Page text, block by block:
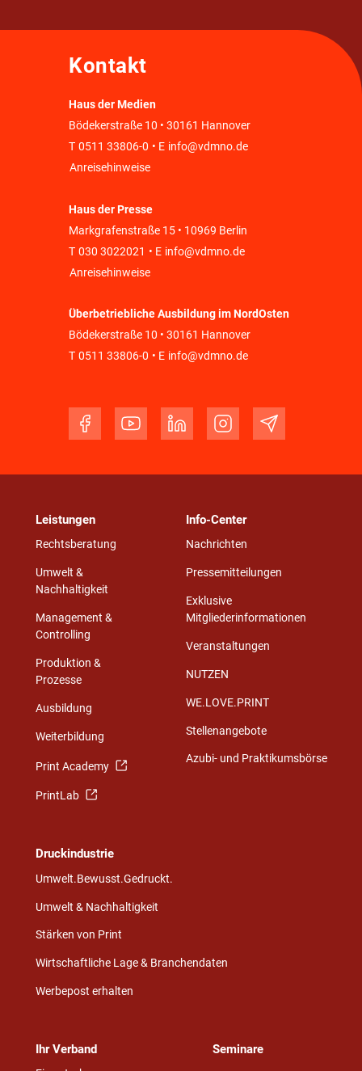
Kontakt
Haus der Medien
Bödekerstraße 10 • 30161 Hannover
T 0511 33806-0 • E info@vdmno.de
Anreisehinweise
Haus der Presse
Markgrafenstraße 15 • 10969 Berlin
T 030 3022021 • E info@vdmno.de
Anreisehinweise
Überbetriebliche Ausbildung im NordOsten
Bödekerstraße 10 • 30161 Hannover
T 0511 33806-0 • E info@vdmno.de
Leistungen
Rechtsberatung
Umwelt &
Nachhaltigkeit
Management &
Controlling
Produktion &
Prozesse
Ausbildung
Weiterbildung
Print Academy
PrintLab
Info-Center
Nachrichten
Pressemitteilungen
Exklusive
Mitgliederinformationen
Veranstaltungen
NUTZEN
WE.LOVE.PRINT
Stellenangebote
Azubi- und Praktikumsbörse
Druckindustrie
Umwelt.Bewusst.Gedruckt.
Umwelt & Nachhaltigkeit
Stärken von Print
Wirtschaftliche Lage & Branchendaten
Werbepost erhalten
Ihr Verband Seminare